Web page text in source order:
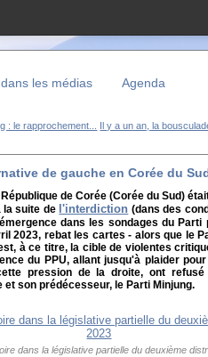
les médias Agenda
: le rapprochement... Il y a un an, la
de gauche en Corée du
de Corée (Corée du Sud)
la suite de l'interdiction (dans des
dans les sondages du
2023, rebat les cartes - alors que le
à ce titre, la cible de violentes
du PPU, allant jusqu'à plaider
pression de la droite, ont
son prédécesseur, le Parti Minjung.
dans la législative partielle du deuxième